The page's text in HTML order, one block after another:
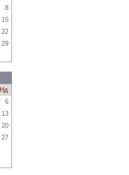
8
15
22
29
Нд
6
13
20
27